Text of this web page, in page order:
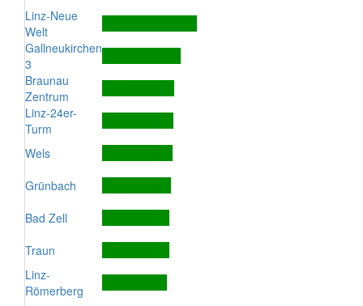
Linz-Neue
Welt
Gallneukirchen
3
Braunau
Zentrum
Linz-24er-
Turm
Wels
Grünbach
Bad Zell
Traun
Linz-
Römerberg